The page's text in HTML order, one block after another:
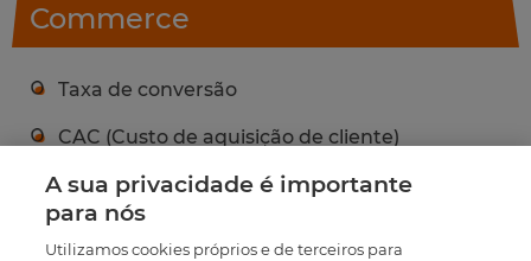
Commerce
Taxa de conversão
CAC (Custo de aquisição de cliente)
ROAS (Retorno em publicidade)
A sua privacidade é importante
para nós
Utilizamos cookies próprios e de terceiros para